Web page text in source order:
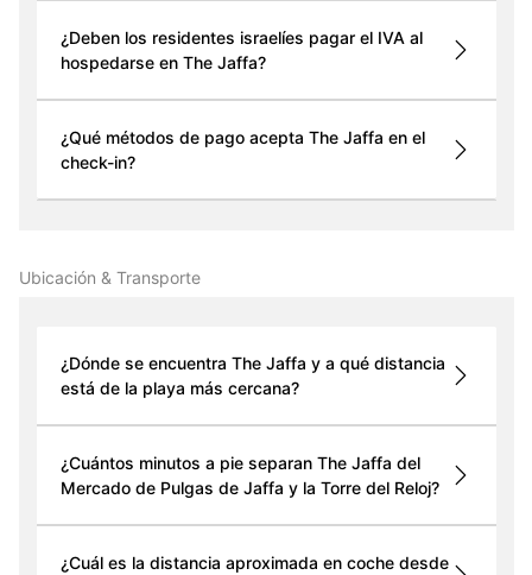
¿Deben los residentes israelíes pagar el IVA al
hospedarse en The Jaffa?
¿Qué métodos de pago acepta The Jaffa en el
check-in?
Ubicación & Transporte
¿Dónde se encuentra The Jaffa y a qué distancia
está de la playa más cercana?
¿Cuántos minutos a pie separan The Jaffa del
Mercado de Pulgas de Jaffa y la Torre del Reloj?
¿Cuál es la distancia aproximada en coche desde